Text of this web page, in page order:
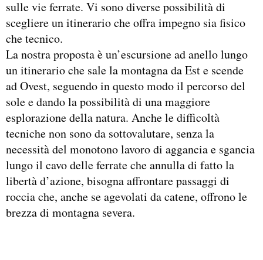
sulle vie ferrate. Vi sono diverse possibilità di
scegliere un itinerario che offra impegno sia fisico
che tecnico.
La nostra proposta è un’escursione ad anello lungo
un itinerario che sale la montagna da Est e scende
ad Ovest, seguendo in questo modo il percorso del
sole e dando la possibilità di una maggiore
esplorazione della natura. Anche le difficoltà
tecniche non sono da sottovalutare, senza la
necessità del monotono lavoro di aggancia e sgancia
lungo il cavo delle ferrate che annulla di fatto la
libertà d’azione, bisogna affrontare passaggi di
roccia che, anche se agevolati da catene, offrono le
brezza di montagna severa.